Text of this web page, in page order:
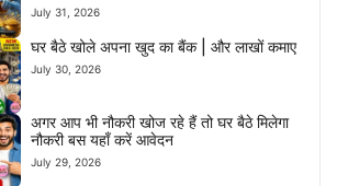
July 31, 2026
घर बैठे खोले अपना खुद का बैंक | और लाखों कमाए
July 30, 2026
अगर आप भी नौकरी खोज रहे हैं तो घर बैठे मिलेगा
नौकरी बस यहाँ करें आवेदन
July 29, 2026